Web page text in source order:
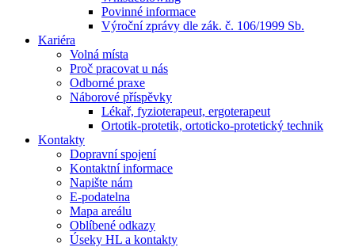
Povinné informace
Výroční zprávy dle zák. č. 106/1999 Sb.
Kariéra
Volná místa
Proč pracovat u nás
Odborné praxe
Náborové příspěvky
Lékař, fyzioterapeut, ergoterapeut
Ortotik-protetik, ortoticko-protetický technik
Kontakty
Dopravní spojení
Kontaktní informace
Napište nám
E-podatelna
Mapa areálu
Oblíbené odkazy
Úseky HL a kontakty